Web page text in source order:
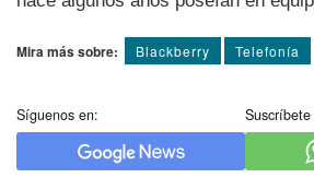
Mira más sobre: Blackberry Telefoní­a
Síguenos en: Suscríbete